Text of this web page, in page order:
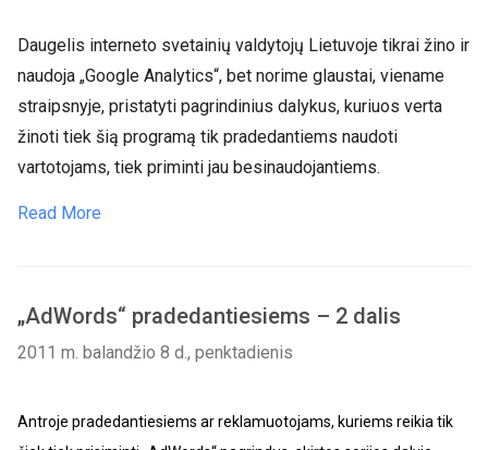
Daugelis interneto svetainių valdytojų Lietuvoje tikrai žino ir
naudoja „Google Analytics“, bet norime glaustai, viename
straipsnyje, pristatyti pagrindinius dalykus, kuriuos verta
žinoti tiek šią programą tik pradedantiems naudoti
vartotojams, tiek priminti jau besinaudojantiems.
Read More
„AdWords“ pradedantiesiems – 2 dalis
2011 m. balandžio 8 d., penktadienis
Antroje pradedantiesiems ar reklamuotojams, kuriems reikia tik